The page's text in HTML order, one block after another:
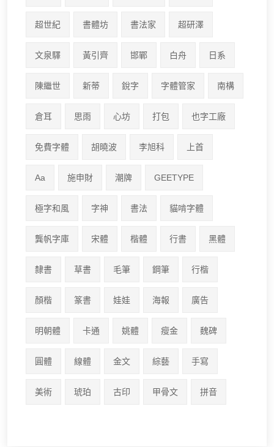
超世紀 書體坊 書法家 超研澤
文泉驛 黃引齊 邯鄲 白舟 日系
陳繼世 新蒂 銳字 字體管家 南構
倉耳 思雨 心坊 打包 也字工廠
免費字體 胡曉波 李旭科 上首
Aa 施申財 潮牌 GEETYPE
極字和風 字神 書法 貓啃字體
龔帆字庫 宋體 楷體 行書 黑體
隸書 草書 毛筆 鋼筆 行楷
顏楷 篆書 娃娃 海報 廣告
明朝體 卡通 姚體 瘦金 魏碑
圓體 線體 金文 綜藝 手寫
美術 琥珀 古印 甲骨文 拼音